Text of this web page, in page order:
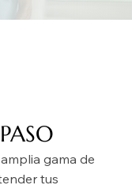
gama de
tus